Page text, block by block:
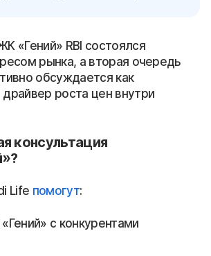
«Гений» RBI состоялся
рынка, а вторая очередь
обсуждается как
роста цен внутри
консультация
Life помогут:
с конкурентами